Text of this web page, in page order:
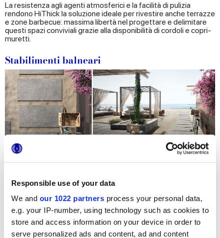
Responsible use of your data
We and our 1022 partners process your personal data,
e.g. your IP-number, using technology such as cookies to
store and access information on your device in order to
serve personalized ads and content, ad and content
La resistenza agli agenti atmosferici e la facilità di pulizia
rendono HiThick la soluzione ideale per rivestire anche terrazze
e zone barbecue: massima libertà nel progettare e delimitare
questi spazi conviviali grazie alla disponibilità di cordoli e copri-
muretti.
Stabilimenti balneari
si esprime appieno, HiThick è comunque protagonista:
spessorate restano inalterate e sicure nel tempo, donando a
stabilimenti balneari e spiaggette private uno stile moderno e
ricercato.